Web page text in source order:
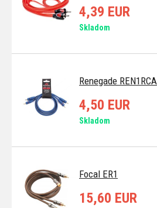
4,39 EUR
Skladom
Renegade REN1RCA
4,50 EUR
Skladom
Focal ER1
15,60 EUR